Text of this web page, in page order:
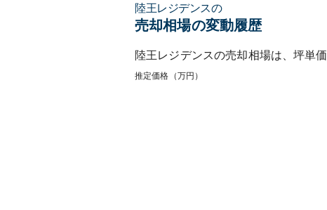
陸王レジデンスの
売却相場の変動履歴
陸王レジデンスの売却相場は、坪単価
推定価格（万円）